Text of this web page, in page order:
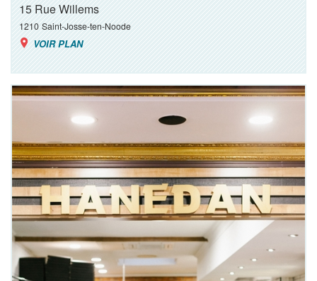
15 Rue Willems
1210 Saint-Josse-ten-Noode
VOIR PLAN